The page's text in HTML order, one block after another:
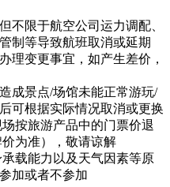
不限于航空公司运力调配、
制等导致航班取消或延期
理变更事宜，如产生差价，
成景点/场馆未能正常游玩/
可根据实际情况取消或更换
按旅游产品中的门票价退
为准），敬请谅解
载能力以及天气因素等原
加或者不参加